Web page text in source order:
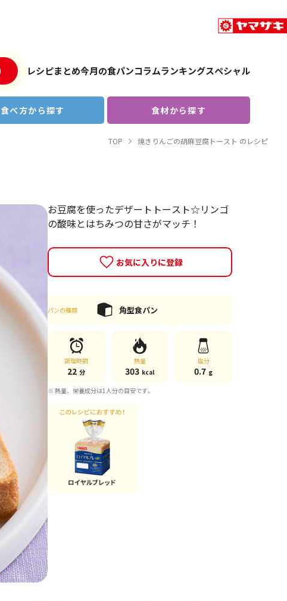
レシピまとめ今月の食パンコラムランキングスペシャル
食べ方から探す 食材から探す
TOP 焼きりんごの胡麻豆腐トースト のレシピ
お豆腐を使ったデザートトースト☆リンゴ
の酸味とはちみつの甘さがマッチ！
お気に入りに登録
パンの種類 角型食パン
調理時間
22 分
熱量
303 kcal
塩分
0.7 g
※ 熱量、栄養成分は1人分の目安です。